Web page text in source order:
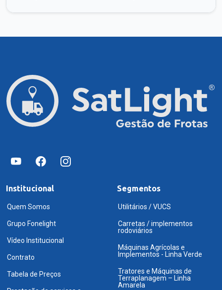
Institucional
Quem Somos
Grupo Fonelight
Vídeo Institucional
Contrato
Tabela de Preços
Segmentos
Utilitários / VUCS
Carretas / implementos
rodoviários
Máquinas Agrícolas e
Implementos - Linha Verde
Tratores e Máquinas de
Terraplanagem – Linha
Amarela